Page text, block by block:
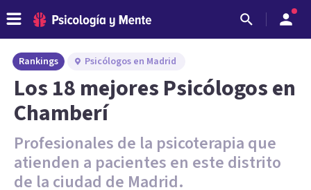
Rankings Psicólogos en Madrid
Los 18 mejores Psicólogos en
Chamberí
Profesionales de la psicoterapia que
atienden a pacientes en este distrito
de la ciudad de Madrid.